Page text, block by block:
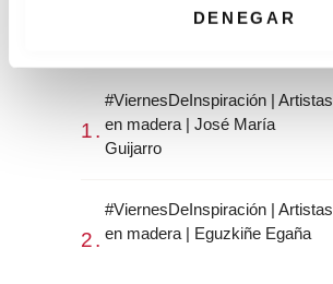
i
DENEGAR
#ViernesDeInspiración | Artistas
en madera | José María
Guijarro
#ViernesDeInspiración | Artistas
en madera | Eguzkiñe Egaña